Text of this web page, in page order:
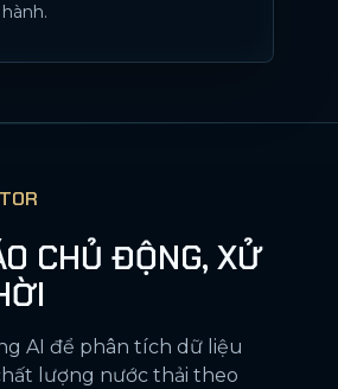
CHỦ ĐỘNG, XỬ
AI để phân tích dữ liệu
lượng nước thải theo